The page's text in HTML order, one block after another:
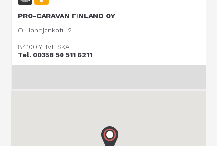
PRO-CARAVAN FINLAND OY
Ollilanojankatu 2
84100 YLIVIESKA
Tel. 00358 50 511 6211